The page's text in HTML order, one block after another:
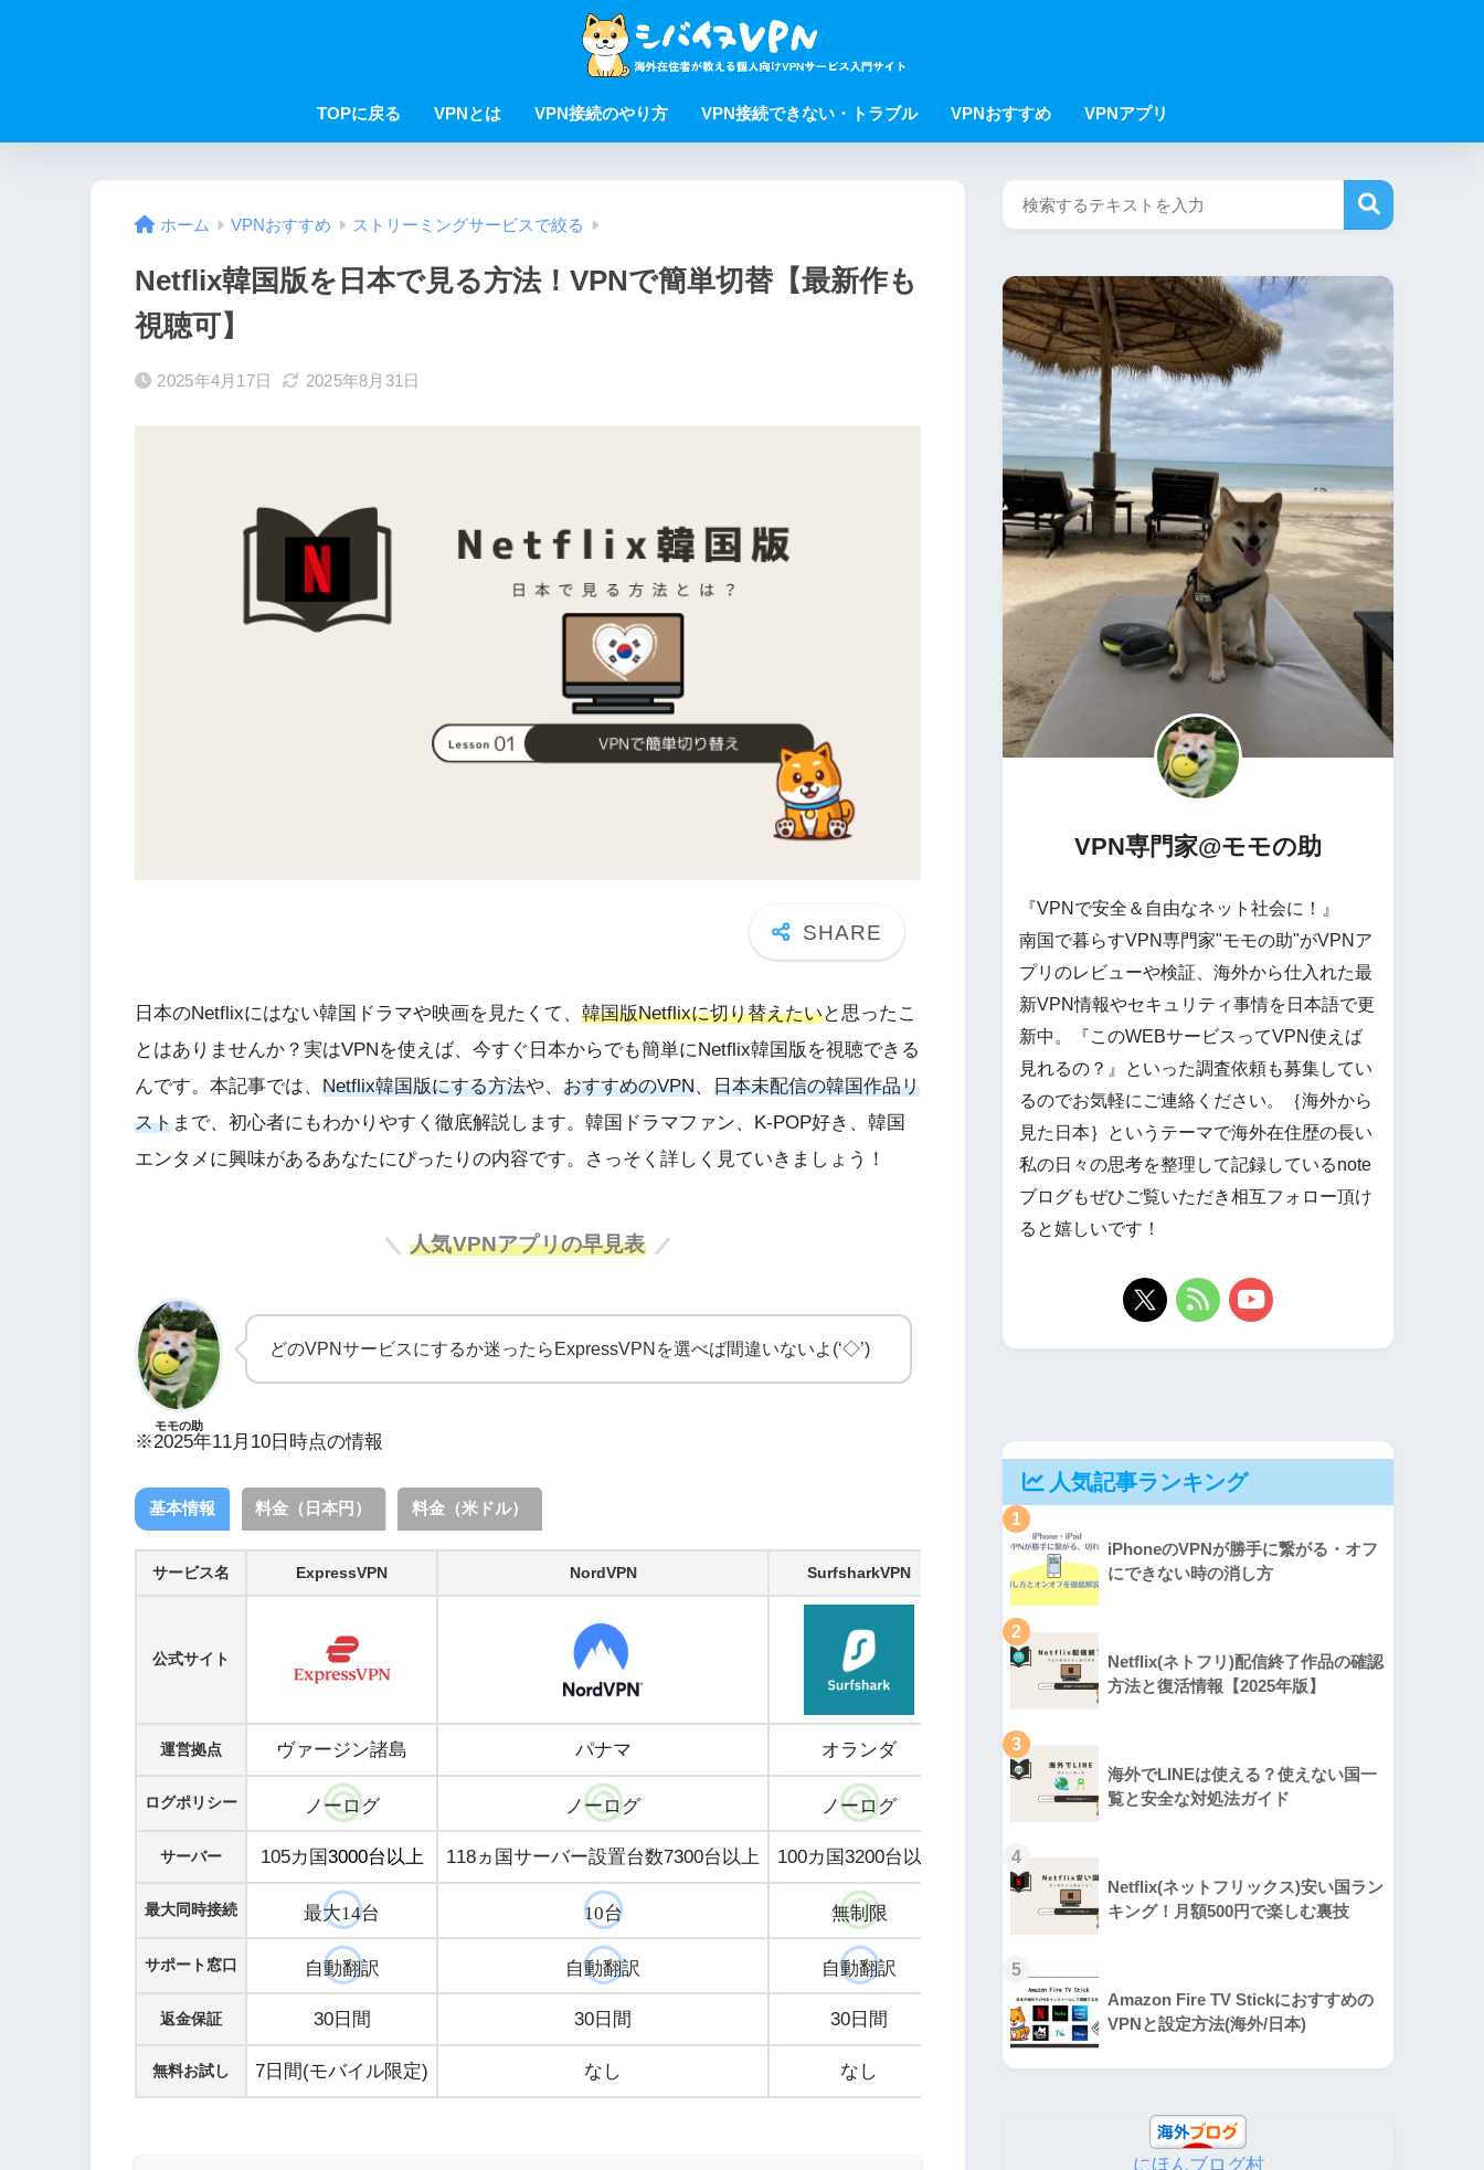
TOPに戻る VPNとは VPN接続のやり方 VPN接続できない・トラブル VPNおすすめ VPNアプリ
ホーム VPNおすすめ ストリーミングサービスで絞る
Netflix韓国版を日本で見る方法！VPNで簡単切替【最新作も
視聴可】
2025年4月17日 2025年8月31日
日本のNetflixにはない韓国ドラマや映画を見たくて、 韓国版Netflixに切り替えたいと思ったこ
とはありませんか？実はVPNを使えば、今すぐ日本からでも簡単にNetflix韓国版を視聴できる
んです。本記事では、 Netflix韓国版にする方法や、 おすすめのVPN、 日本未配信の韓国作品リ
ストまで、初心者にもわかりやすく徹底解説します。韓国ドラマファン、K-POP好き、韓国
エンタメに興味があるあなたにぴったりの内容です。さっそく詳しく見ていきましょう！
人気VPNアプリの早見表
モモの助
どのVPNサービスにするか迷ったらExpressVPNを選べば間違いないよ(‘◇’)ゞ
※2025年11月10日時点の情報
基本情報 料金（日本円） 料金（米ドル）
サービス名 ExpressVPN NordVPN SurfsharkVPN
公式サイト
運営拠点 ヴァージン諸島 パナマ オランダ
ログポリシー ノーログ ノーログ ノーログ
サーバー 105カ国3000台以上 118ヵ国サーバー設置台数7300台以上 100カ国3200台以上
最大同時接続 最大14台 10台 無制限
サポート窓口 自動翻訳 自動翻訳 自動翻訳
返金保証 30日間 30日間 30日間
無料お試し 7日間(モバイル限定) なし なし
VPN専門家@モモの助
『VPNで安全＆自由なネット社会に！』
南国で暮らすVPN専門家"モモの助"がVPNア
プリのレビューや検証、海外から仕入れた最
新VPN情報やセキュリティ事情を日本語で更
新中。『このWEBサービスってVPN使えば
見れるの？』といった調査依頼も募集してい
るのでお気軽にご連絡ください。｛海外から
見た日本｝というテーマで海外在住歴の長い
私の日々の思考を整理して記録しているnote
ブログもぜひご覧いただき相互フォロー頂け
ると嬉しいです！
人気記事ランキング
1
iPhoneのVPNが勝手に繋がる・オフ
にできない時の消し方
2
Netflix(ネトフリ)配信終了作品の確認
方法と復活情報【2025年版】
3
海外でLINEは使える？使えない国一
覧と安全な対処法ガイド
4
Netflix(ネットフリックス)安い国ラン
キング！月額500円で楽しむ裏技
5
Amazon Fire TV Stickにおすすめの
VPNと設定方法(海外/日本)
にほんブログ村